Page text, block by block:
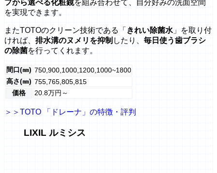
プから選べる化粧鏡を組み合わせて、自分好みの洗面空間
を実現できます。
またTOTOのクリーン技術である「 きれい除菌水 」を取り付
ければ、 排水溝のヌメリを抑制 したり、 毎日使う歯ブラシ
の除菌を行ってくれます。
間口(㎜) 750,900,1000,1200,1000~1800
高さ(㎜) 755,765,805,815
価格
20.8万円～
＞＞TOTO 「ドレーナ」の特徴・評判
LIXIL ルミシス